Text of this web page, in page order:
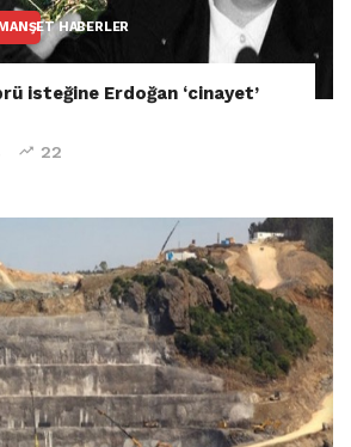
HABERLER
isteğine Erdoğan ‘cinayet’
22